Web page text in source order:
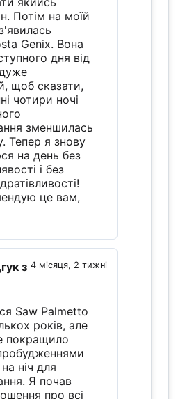
Потім на моїй
Genix. Вона
дня від
щоб сказати,
чотири ночі
зменшилась
Тепер я знову
на день без
і без
це вам,
4 місяця, 2 тижні
з
Saw Palmetto
років, але
покращило
на ніч для
Я почав
про всі